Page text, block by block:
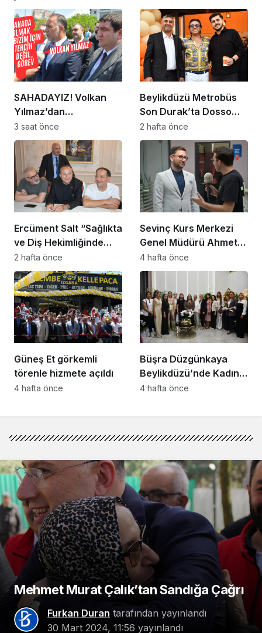
SAHADAYIZ! Volkan
Yılmaz’dan
Beylikdüzü’nde Dikkat
Çeken Mesaj
3 saat önce
Beylikdüzü Metrobüs
Son Durak’ta Dosso
Dossi Coffee coşkusu
2 hafta önce
Ercüment Salt “Sağlıkta
ve Diş Hekimliğinde
Dünya Çok Önemli
Noktaya Geldi”
2 hafta önce
Sevinç Kurs Merkezi
Genel Müdürü Ahmet
Zeyrekmişoğlu
Başarının Sırrını Anlattı
4 hafta önce
Güneş Et görkemli
törenle hizmete açıldı
4 hafta önce
Büşra Düzgünkaya
Beylikdüzü’nde Kadın
Girişimcilerle Buluştu
4 hafta önce
Mehmet Murat Çalık’tan Sandığa Çağrı
Furkan Duran tarafından yayınlandı
30 Mart 2024, 11:56 yayınlandı